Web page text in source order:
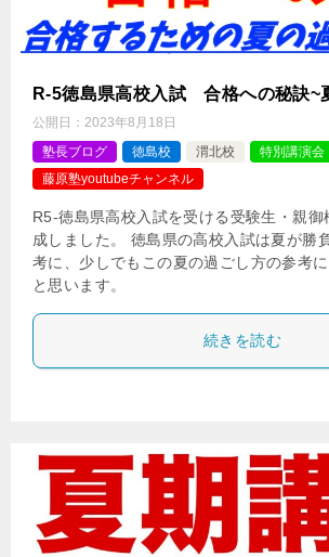
R-5徳島県高校入試 合格への秘訣~
公開日： 2023年8月18日
塾長ブログ
徳島校 渭北校
特別講演会
藤原塾youtubeチャンネル
R5-徳島県高校入試を受ける受験生・親御
成しました。 徳島県の高校入試は夏が勝
考に、少しでもこの夏の過ごし方の参考
と思います。
続きを読む